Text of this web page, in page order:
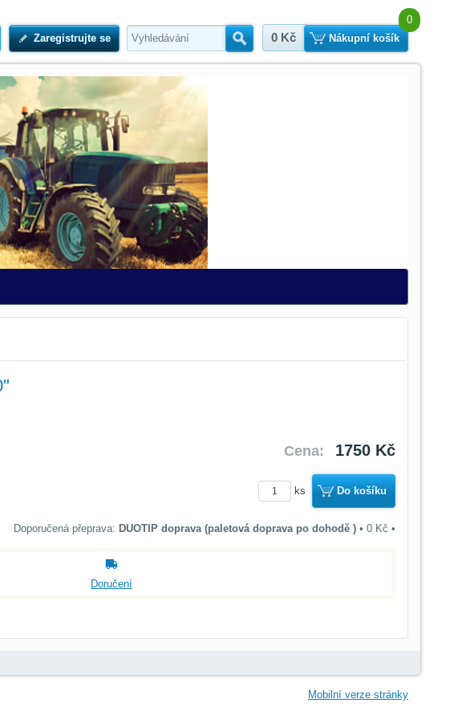
Zaregistrujte se Hledat
0 Kč
0
Nákupní košík
Cena: 1750 Kč
ks Do košíku
DUOTIP doprava (paletová doprava po dohodě ) • 0 Kč •
Doručení
Mobilní verze stránky